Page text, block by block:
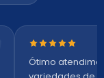
Nota 5 de 5
Ótimo